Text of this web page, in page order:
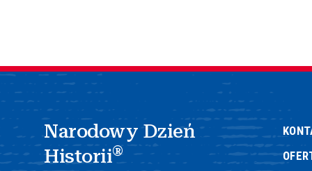
Narodowy Dzień
Historii®